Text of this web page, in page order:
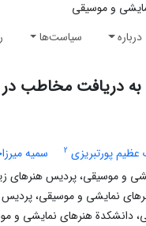
درباره سیاست‌ها
به دریافت مخاطب
عظیم پورتبریزی 2 سمیه
و موسیقی، پردیس هنرهای
نمایشی و موسیقی، پردیس
هنرهای نمایشی و